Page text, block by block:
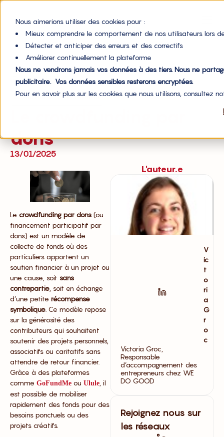
Nous aimerions utiliser des cookies pour :
Mieux comprendre le comportement de nos utilisateurs lors
Détecter et anticiper des erreurs et des correctifs
Améliorer continuellement la plateforme
Nous ne vendrons jamais vos données à des tiers. Nous ne
publicitaire. Vos données sensibles resterons encryptées.
Pour en savoir plus sur les cookies que nous utilisons, consultez
Financement,Investissement
dons
13/01/2025
Le crowdfunding par dons (ou
financement participatif par
dons) est un modèle de
collecte de fonds où des
particuliers apportent un
soutien financier à un projet ou
une cause, soit sans
contrepartie , soit en échange
d’une petite récompense
symbolique . Ce modèle repose
sur la générosité des
contributeurs qui souhaitent
soutenir des projets personnels,
associatifs ou caritatifs sans
attendre de retour financier.
Grâce à des plateformes
comme GoFundMe ou Ulule , il
est possible de mobiliser
rapidement des fonds pour des
besoins ponctuels ou des
projets créatifs.
L'auteur.e
V
ic
t
o
ri
a
G
r
o
c
Victoria Groc,
Responsable
d’accompagnement des
entrepreneurs chez WE
DO GOOD
Rejoignez nous sur
les réseaux